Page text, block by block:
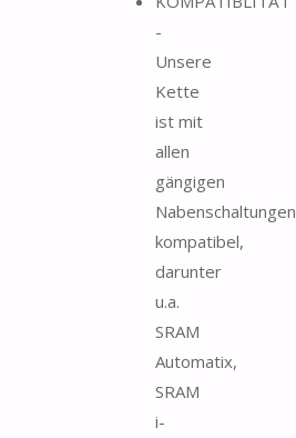
-
Unsere
Kette
ist mit
allen
gängigen
Nabenschaltungen
kompatibel,
darunter
u.a.
SRAM
Automatix,
SRAM
i-